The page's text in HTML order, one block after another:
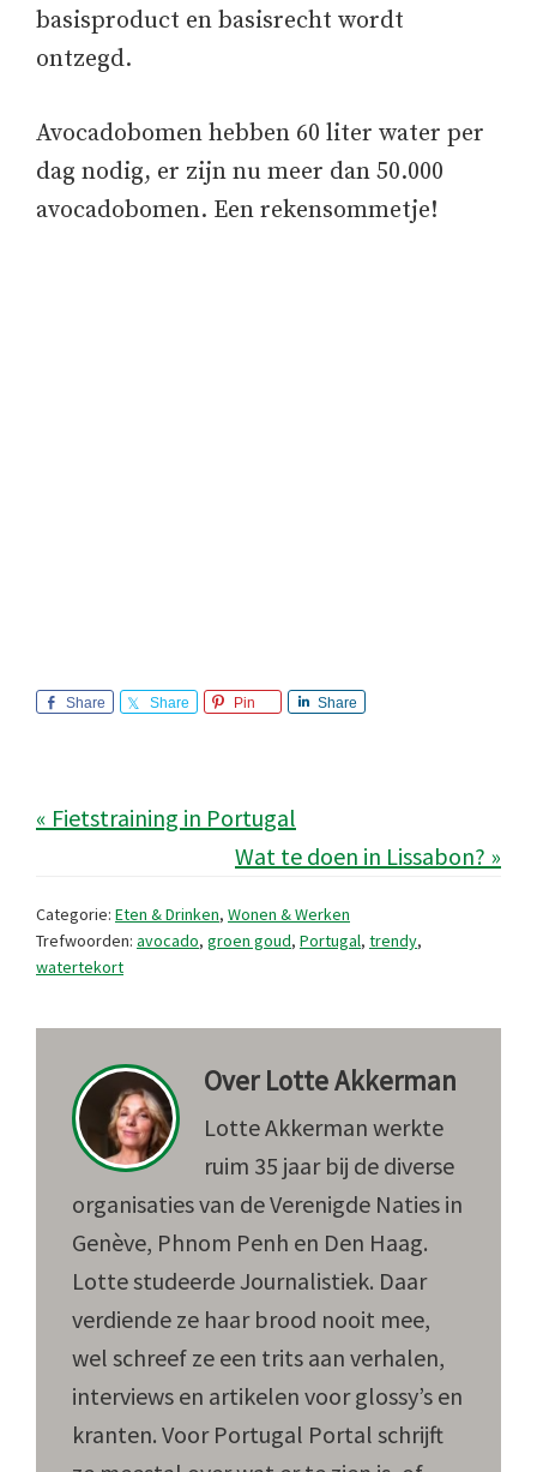
basisproduct en basisrecht wordt
ontzegd.
Avocadobomen hebben 60 liter water per
dag nodig, er zijn nu meer dan 50.000
avocadobomen. Een rekensommetje!
Share Share Pin Share
« Fietstraining in Portugal
Wat te doen in Lissabon? »
Categorie: Eten & Drinken, Wonen & Werken
Trefwoorden: avocado, groen goud, Portugal, trendy,
watertekort
OverLotte Akkerman
Lotte Akkerman werkte
ruim 35 jaar bij de diverse
organisaties van de Verenigde Naties in
Genève, Phnom Penh en Den Haag.
Lotte studeerde Journalistiek. Daar
verdiende ze haar brood nooit mee,
wel schreef ze een trits aan verhalen,
interviews en artikelen voor glossy’s en
kranten. Voor Portugal Portal schrijft